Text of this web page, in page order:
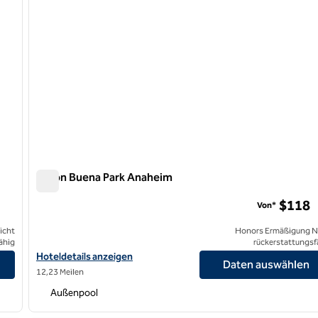
Hilton Buena Park Anaheim
Hoteldetails für das Hilton Buena Park Anaheim anzeigen
Hoteldetails anzeigen
12,23 Meilen
Von* $118
Honors Ermäßigung
Daten auswählen
Außenpool